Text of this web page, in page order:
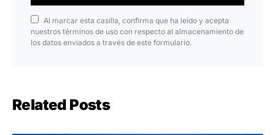
Al marcar esta casilla, confirma que ha leído y acepta
nuestros términos de uso con respecto al almacenamiento de
los datos enviados a través de este formulario.
Related Posts